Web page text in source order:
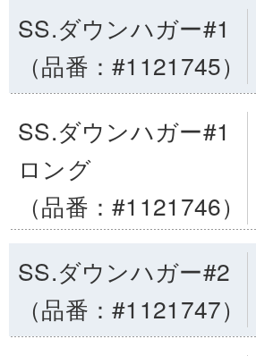
SS.ダウンハガー#1
（品番：#1121745）
SS.ダウンハガー#1
ロング
（品番：#1121746）
SS.ダウンハガー#2
（品番：#1121747）